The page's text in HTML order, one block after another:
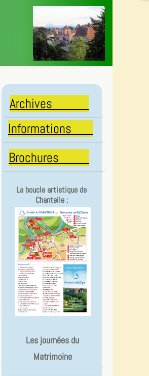
Archives
Informations
Brochures
La boucle artistique de
Chantelle :
Les journées du
Matrimoine